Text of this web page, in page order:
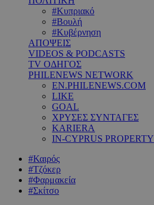
#Κυπριακό
#Βουλή
#Κυβέρνηση
ΑΠΟΨΕΙΣ
VIDEOS & PODCASTS
TV ΟΔΗΓΟΣ
PHILENEWS NETWORK
EN.PHILENEWS.COM
LIKE
GOAL
ΧΡΥΣΕΣ ΣΥΝΤΑΓΕΣ
KARIERA
IN-CYPRUS PROPERTY
#Καιρός
#Τζόκερ
#Φαρμακεία
#Σκίτσο